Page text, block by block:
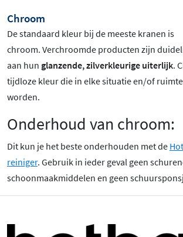
Chroom
De standaard kleur bij de meeste kranen is
chroom. Verchroomde producten zijn
aan hun glanzende, zilverkleurige uiterlijk.
tijdloze kleur die in elke situatie en/of
worden.
Onderhoud van chroom:
Dit kun je het beste onderhouden met de
reiniger. Gebruik in ieder geval geen
schoonmaakmiddelen en geen